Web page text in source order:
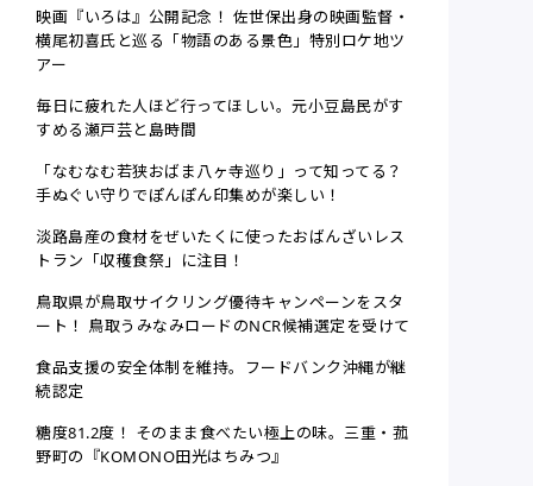
映画『いろは』公開記念！ 佐世保出身の映画監督・
横尾初喜氏と巡る「物語のある景色」特別ロケ地ツ
アー
毎日に疲れた人ほど行ってほしい。元小豆島民がす
すめる瀬戸芸と島時間
「なむなむ若狭おばま八ヶ寺巡り」って知ってる？
手ぬぐい守りでぽんぽん印集めが楽しい！
淡路島産の食材をぜいたくに使ったおばんざいレス
トラン「収穫食祭」に注目！
鳥取県が鳥取サイクリング優待キャンペーンをスタ
ート！ 鳥取うみなみロードのNCR候補選定を受けて
食品支援の安全体制を維持。フードバンク沖縄が継
続認定
糖度81.2度！ そのまま食べたい極上の味。三重・菰
野町の『KOMONO田光はちみつ』